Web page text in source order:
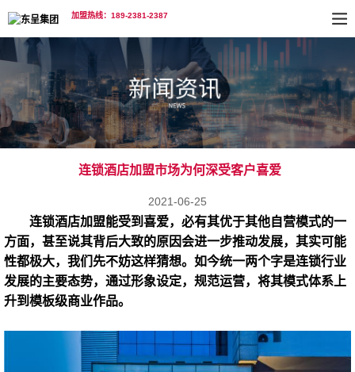
加盟热线：189-2381-2387
连锁酒店加盟市场为何深受客户喜爱
2021-06-25
连锁酒店加盟能受到喜爱，必有其优于其他自营模式的一
方面，甚至说其背后大致的原因会进一步推动发展，其实可能
性都极大，我们先不妨这样猜想。如今统一两个字是连锁行业
发展的主要态势，通过形象设定，规范运营，将其模式体系上
升到模板级商业作品。